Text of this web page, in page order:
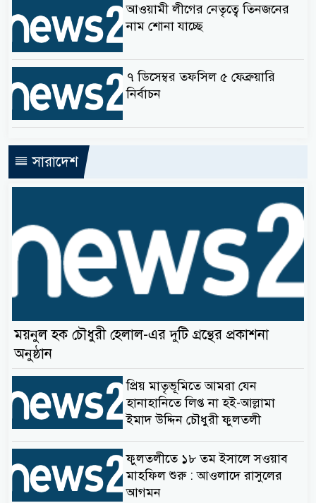
আওয়ামী লীগের নেতৃত্বে তিনজনের
নাম শোনা যাচ্ছে
৭ ডিসেম্বর তফসিল ৫ ফেব্রুয়ারি
নির্বাচন
সারাদেশ
ময়নুল হক চৌধুরী হেলাল-এর দুটি গ্রন্থের প্রকাশনা
অনুষ্ঠান
প্রিয় মাতৃভূমিতে আমরা যেন
হানাহানিতে লিপ্ত না হই-আল্লামা
ইমাদ উদ্দিন চৌধুরী ফুলতলী
ফুলতলীতে ১৮ তম ইসালে সওয়াব
মাহফিল শুরু : আওলাদে রাসুলের
আগমন